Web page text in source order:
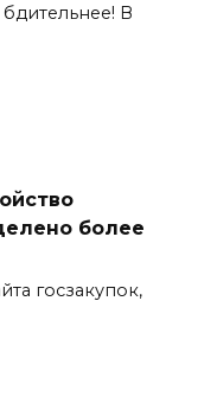
В
более
госзакупок,